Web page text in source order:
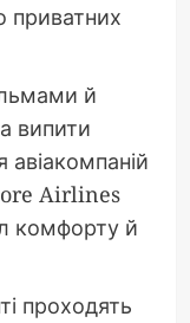
приватних
й
випити
Airlines
комфорту й
проходять